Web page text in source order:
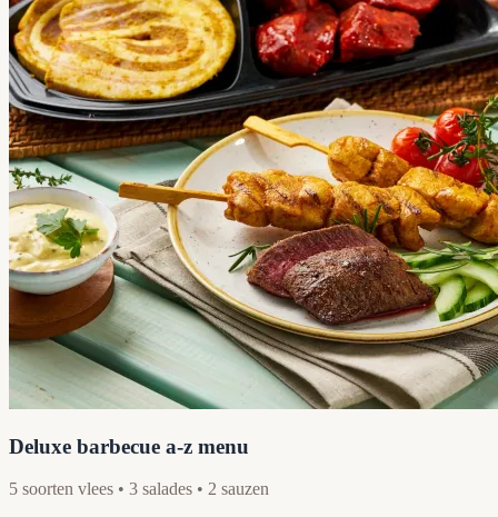
Deluxe barbecue a-z menu
5 soorten vlees • 3 salades • 2 sauzen